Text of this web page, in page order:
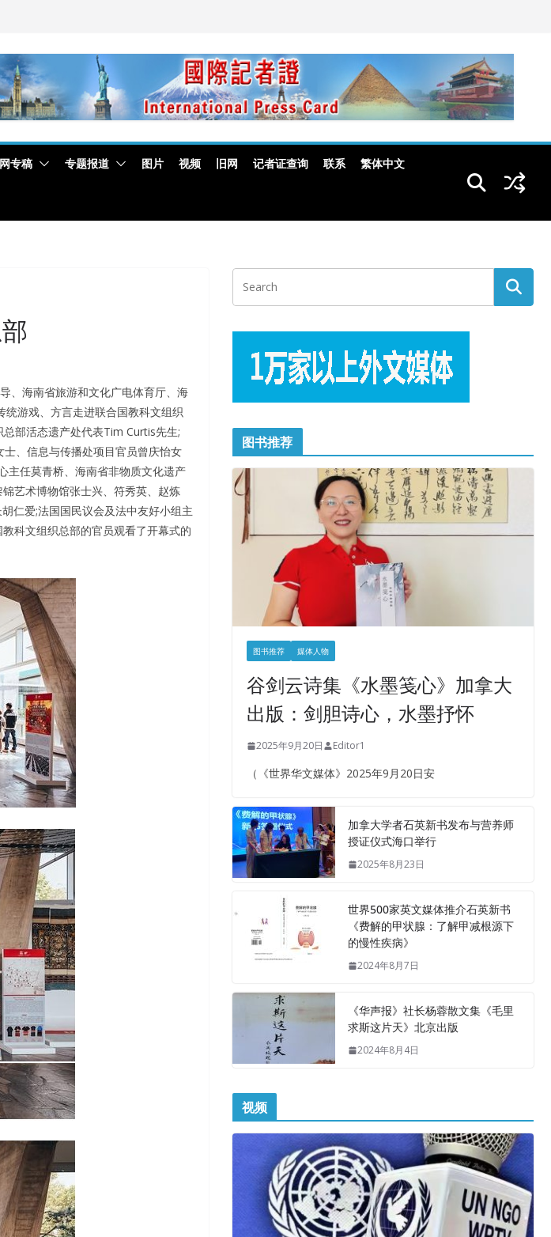
专稿 专题报道 图片 视频 旧网 记者证查询 联系 繁体中文
、海南省旅游和文化广电体育厅、海
游戏、方言走进联合国教科文组织
部活态遗产处代表Tim Curtis先生;
、信息与传播处项目官员曾庆怡女
主任莫青桥、海南省非物质文化遗产
艺术博物馆张士兴、符秀英、赵炼
仁爱;法国国民议会及法中友好小组主
科文组织总部的官员观看了开幕式的
图书推荐
图书推荐 媒体人物
谷剑云诗集《水墨笺心》加拿大
出版：剑胆诗心，水墨抒怀
2025年9月20日 Editor1
（《世界华文媒体》2025年9月20日安
加拿大学者石英新书发布与营养师
授证仪式海口举行
2025年8月23日
世界500家英文媒体推介石英新书
《费解的甲状腺：了解甲减根源下
的慢性疾病》
2024年8月7日
《华声报》社长杨蓉散文集《毛里
求斯这片天》北京出版
2024年8月4日
视频